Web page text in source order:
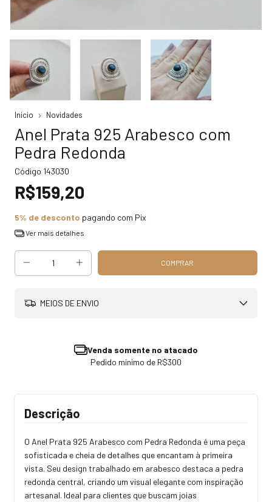
Início Novidades
Anel Prata 925 Arabesco com
Pedra Redonda
Código 143030
R$159,20
5% de desconto pagando com Pix
Ver mais detalhes
MEIOS DE ENVIO
Venda somente no atacado
Pedido mínimo de R$300
Descrição
O Anel Prata 925 Arabesco com Pedra Redonda é uma peça
sofisticada e cheia de detalhes que encantam à primeira
vista. Seu design trabalhado em arabesco destaca a pedra
redonda central, criando um visual elegante com inspiração
artesanal. Ideal para clientes que buscam joias